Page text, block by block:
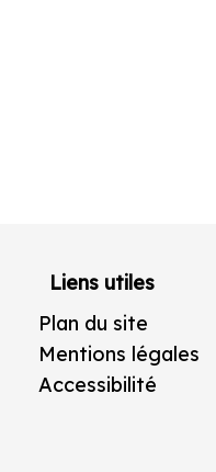
Liens utiles
Plan du site
Mentions légales
Accessibilité